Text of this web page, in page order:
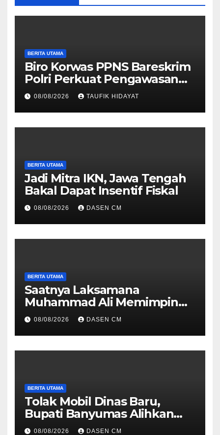
BERITA UTAMA
Biro Korwas PPNS Bareskrim
Polri Perkuat Pengawasan
untuk Dorong Penegakan
Hukum yang Profesional
08/08/2026 TAUFIK HIDAYAT
BERITA UTAMA
Jadi Mitra IKN, Jawa Tengah
Bakal Dapat Insentif Fiskal
08/08/2026 DASEN CM
BERITA UTAMA
Saatnya Laksamana
Muhammad Ali Memimpin
TNI: Menjaga Keseimbangan
Politik dan Soliditas
Antarmatra
08/08/2026 DASEN CM
BERITA UTAMA
Tolak Mobil Dinas Baru,
Bupati Banyumas Alihkan
Anggaran Rp 1,7 Miliar untuk
08/08/2026 DASEN CM